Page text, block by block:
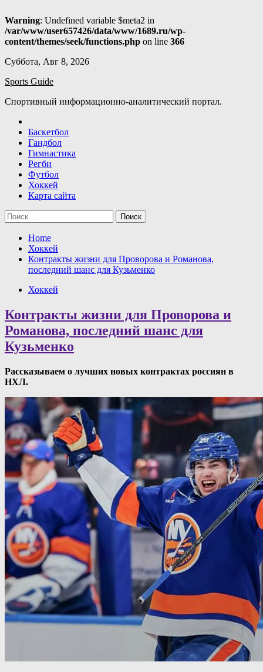
Warning: Undefined variable $meta2 in
/var/www/user657426/data/www/1689.ru/wp-
content/themes/seek/functions.php on line 366
Skip
content
Суббота, Авг 8, 2026
Sports Guide
Спортивный информационно-аналитический портал.
Баскетбол
Гандбол
Гимнастика
Регби
Футбол
Хоккей
Карта сайта
Найти:
Home
Хоккей
Контракты жизни для Проворова и Романова,
последний шанс для Кузьменко
Хоккей
Контракты жизни для Проворова и
Романова, последний шанс для
Кузьменко
Рассказываем о лучших новых контрактах россиян в
НХЛ.